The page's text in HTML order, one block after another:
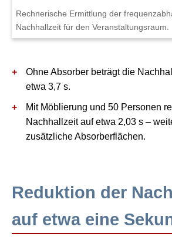
Rechnerische Ermittlung der
Nachhallzeit für den Veranstaltungsraum.
Ohne Absorber beträgt die
etwa 3,7 s.
Mit Möblierung und 50 Personen
Nachhallzeit auf etwa 2,03 s –
zusätzliche Absorberflächen.
Reduktion der
auf etwa eine